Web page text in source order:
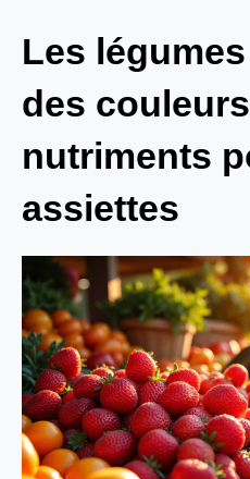
Les
des
nutriments
assiettes